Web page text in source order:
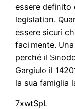
essere definito
legislation.
essere sicuri
facilmente.
perché il
Gargiulo il
la sua famiglia
7xwtSpL